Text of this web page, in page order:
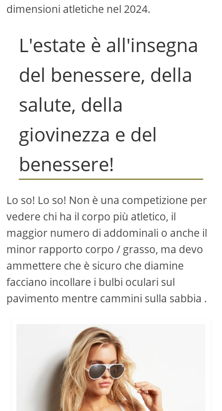
dimensioni atletiche nel 2024.
L'estate è all'insegna
del benessere, della
salute, della
giovinezza e del
benessere!
Lo so! Lo so! Non è una competizione per
vedere chi ha il corpo più atletico, il
maggior numero di addominali o anche il
minor rapporto corpo / grasso, ma devo
ammettere che è sicuro che diamine
facciano incollare i bulbi oculari sul
pavimento mentre cammini sulla sabbia .